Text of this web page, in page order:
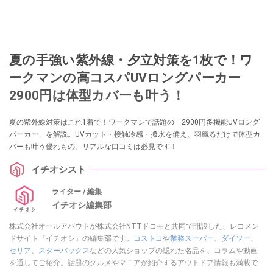
夏の手強い紫外線・夕立対策を1枚で！ワ
ークマンの高コスパUVロングパーカー
2900円は体型カバーも叶う！
夏の紫外線対策はこれ1着で！ワークマンで話題の「2900円多機能UVロング
パーカー」を解説。UVカット・接触冷感・撥水を備え、羽織るだけで体型カ
バーも叶う優れもの。リアルな口コミは必見です！
イチオシスト
ライター / 編集
イチオシ編集部
株式会社オールアバウトが株式会社NTTドコモと共同で開設した、レコメン
ドサイト『イチオシ』の編集部です。
コストコや業務スーパー、 ダイソー、
セリア、 スターバックスなどの人気ショップの隠れた名品を、コラムや動画
を通してご紹介。話題のグルメやマニアが紹介するアウトドア情報も満載で